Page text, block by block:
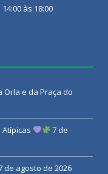
às 18:00
e da Praça do
7 de
de agosto de 2026